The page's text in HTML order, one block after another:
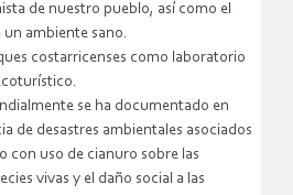
de nuestro pueblo, así como el
ambiente sano.
costarricenses como laboratorio
se ha documentado en
de desastres ambientales asociados
con uso de cianuro sobre las
vivas y el daño social a las